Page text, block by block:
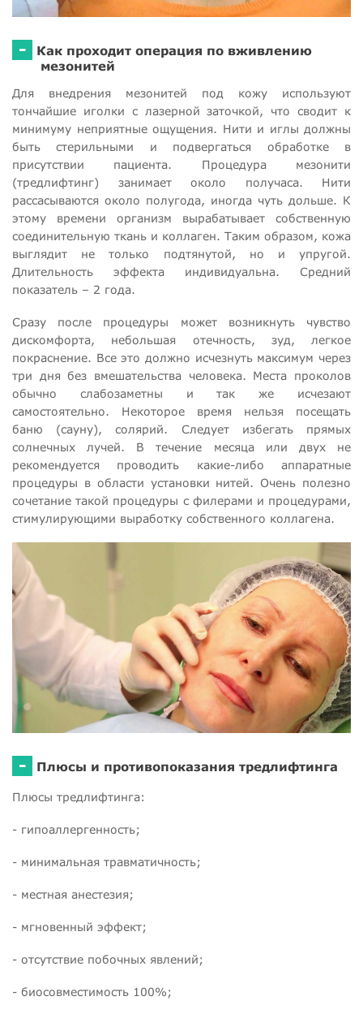
-
Как проходит операция по вживлению
мезонитей
Для внедрения мезонитей под кожу используют
тончайшие иголки с лазерной заточкой, что сводит к
минимуму неприятные ощущения. Нити и иглы должны
быть стерильными и подвергаться обработке в
присутствии пациента. Процедура мезонити
(тредлифтинг) занимает около получаса. Нити
рассасываются около полугода, иногда чуть дольше. К
этому времени организм вырабатывает собственную
соединительную ткань и коллаген. Таким образом, кожа
выглядит не только подтянутой, но и упругой.
Длительность эффекта индивидуальна. Средний
показатель – 2 года.
Сразу после процедуры может возникнуть чувство
дискомфорта, небольшая отечность, зуд, легкое
покраснение. Все это должно исчезнуть максимум через
три дня без вмешательства человека. Места проколов
обычно слабозаметны и так же исчезают
самостоятельно. Некоторое время нельзя посещать
баню (сауну), солярий. Следует избегать прямых
солнечных лучей. В течение месяца или двух не
рекомендуется проводить какие-либо аппаратные
процедуры в области установки нитей. Очень полезно
сочетание такой процедуры с филерами и процедурами,
стимулирующими выработку собственного коллагена.
- Плюсы и противопоказания тредлифтинга
Плюсы тредлифтинга:
- гипоаллергенность;
- минимальная травматичность;
- местная анестезия;
- мгновенный эффект;
- отсутствие побочных явлений;
- биосовместимость 100%;